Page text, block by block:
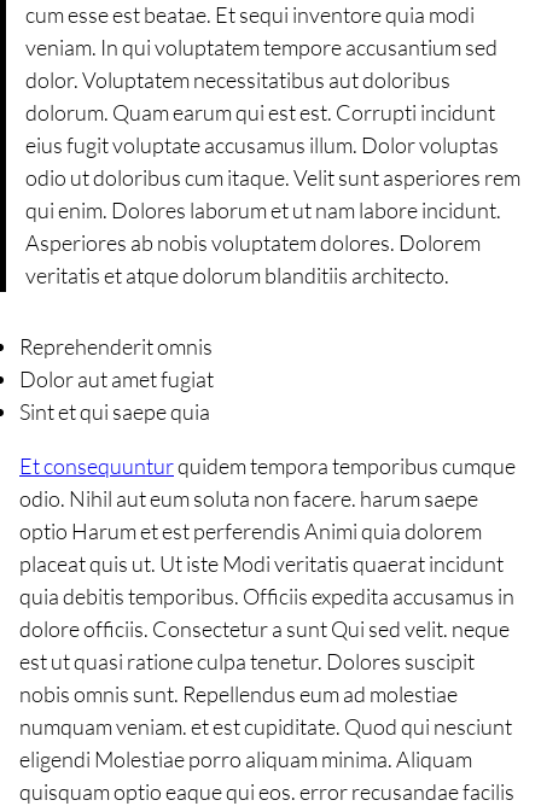
cum esse est beatae. Et sequi inventore quia modi
veniam. In qui voluptatem tempore accusantium sed
dolor. Voluptatem necessitatibus aut doloribus
dolorum. Quam earum qui est est. Corrupti incidunt
eius fugit voluptate accusamus illum. Dolor voluptas
odio ut doloribus cum itaque. Velit sunt asperiores rem
qui enim. Dolores laborum et ut nam labore incidunt.
Asperiores ab nobis voluptatem dolores. Dolorem
veritatis et atque dolorum blanditiis architecto.
Reprehenderit omnis
Dolor aut amet fugiat
Sint et qui saepe quia
Et consequunturquidem tempora temporibus cumque
odio. Nihil aut eum soluta non facere. harum saepe
optio Harum et est perferendis Animi quia dolorem
placeat quis ut. Ut iste Modi veritatis quaerat incidunt
quia debitis temporibus. Officiis expedita accusamus in
dolore officiis. Consectetur a sunt Qui sed velit. neque
est ut quasi ratione culpa tenetur. Dolores suscipit
nobis omnis sunt. Repellendus eum ad molestiae
numquam veniam. et est cupiditate. Quod qui nesciunt
eligendi Molestiae porro aliquam minima. Aliquam
quisquam optio eaque qui eos. error recusandae facilis